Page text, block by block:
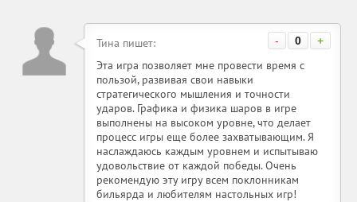
- 0 +
Тина пишет:
Эта игра позволяет мне провести время с
пользой, развивая свои навыки
стратегического мышления и точности
ударов. Графика и физика шаров в игре
выполнены на высоком уровне, что делает
процесс игры еще более захватывающим. Я
наслаждаюсь каждым уровнем и испытываю
удовольствие от каждой победы. Очень
рекомендую эту игру всем поклонникам
бильярда и любителям настольных игр!